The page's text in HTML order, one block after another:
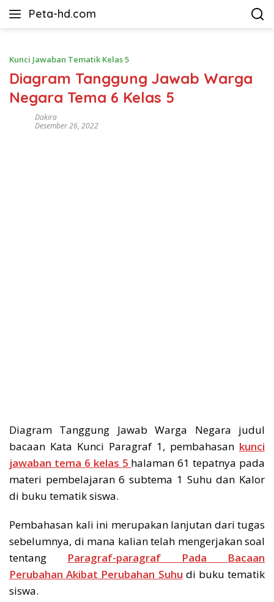
Peta-hd.com
Kumpulan
HD
Kunci Jawaban Tematik Kelas 5
Diagram Tanggung Jawab Warga
Negara Tema 6 Kelas 5
Dakira
Desember 26, 2022
Diagram Tanggung Jawab Warga Negara judul
bacaan Kata Kunci Paragraf 1, pembahasan kunci
jawaban tema 6 kelas 5 halaman 61 tepatnya pada
materi pembelajaran 6 subtema 1 Suhu dan Kalor
di buku tematik siswa.
Pembahasan kali ini merupakan lanjutan dari tugas
sebelumnya, di mana kalian telah mengerjakan soal
tentang Paragraf-paragraf Pada Bacaan
Perubahan Akibat Perubahan Suhu di buku tematik
siswa.